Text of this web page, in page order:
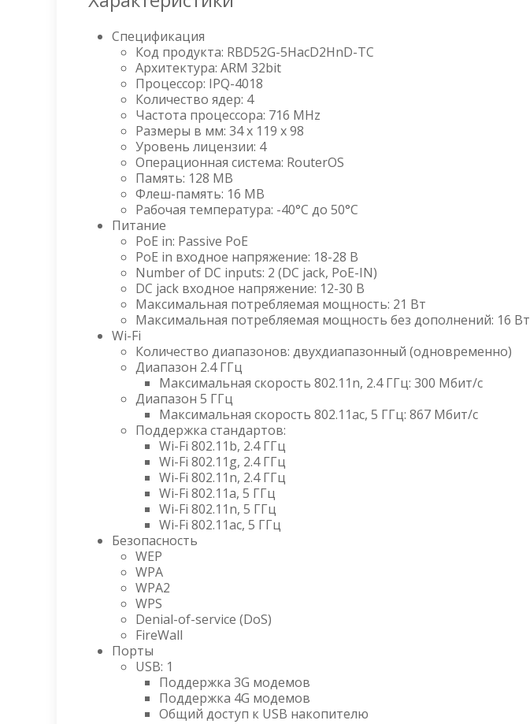
Спецификация
Код продукта: RBD52G-5HacD2HnD-TC
Архитектура: ARM 32bit
Процессор: IPQ-4018
Количество ядер: 4
Частота процессора: 716 MHz
Размеры в мм: 34 x 119 x 98
Уровень лицензии: 4
Операционная система: RouterOS
Память: 128 MB
Флеш-память: 16 MB
Рабочая температура: -40°C до 50°C
Питание
PoE in: Passive PoE
PoE in входное напряжение: 18-28 В
Number of DC inputs: 2 (DC jack, PoE-IN)
DC jack входное напряжение: 12-30 В
Максимальная потребляемая мощность: 21 Вт
Максимальная потребляемая мощность без дополнений: 16 Вт
Wi-Fi
Количество диапазонов: двухдиапазонный (одновременно)
Диапазон 2.4 ГГц
Максимальная скорость 802.11n, 2.4 ГГц: 300 Мбит/с
Диапазон 5 ГГц
Максимальная скорость 802.11ac, 5 ГГц: 867 Мбит/с
Поддержка стандартов:
Wi-Fi 802.11b, 2.4 ГГц
Wi-Fi 802.11g, 2.4 ГГц
Wi-Fi 802.11n, 2.4 ГГц
Wi-Fi 802.11a, 5 ГГц
Wi-Fi 802.11n, 5 ГГц
Wi-Fi 802.11ac, 5 ГГц
Безопасность
WEP
WPA
WPA2
WPS
Denial-of-service (DoS)
FireWall
Порты
USB: 1
Поддержка 3G модемов
Поддержка 4G модемов
Общий доступ к USB накопителю